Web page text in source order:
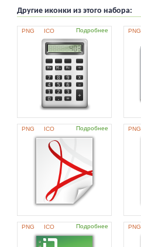
Другие иконки из этого набора:
PNG ICO Подробнее PNG
PNG ICO Подробнее PNG
PNG ICO Подробнее PNG